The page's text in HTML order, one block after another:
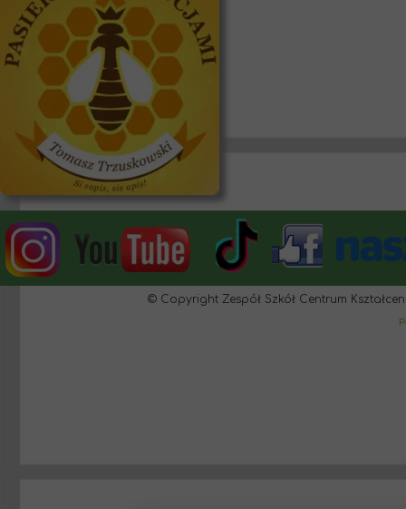
© Copyright Zespół Szkół Centrum